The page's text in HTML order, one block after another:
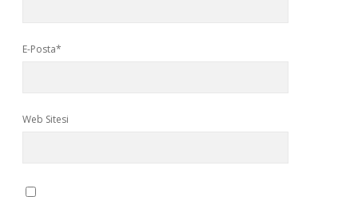
E-Posta*
Web Sitesi